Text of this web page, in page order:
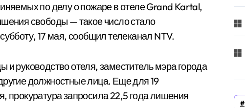
по делу о пожаре в отеле Grand Kartal,
свободы — такое число стало
17 мая, сообщил телеканал NTV.
и руководство отеля, заместитель мэра города
должностные лица. Еще для 19
прокуратура запросила 22,5 года лишения